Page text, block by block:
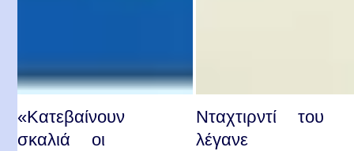
«Κατεβαίνουν
σκαλιά οι
Νταχτιρντί του
λέγανε